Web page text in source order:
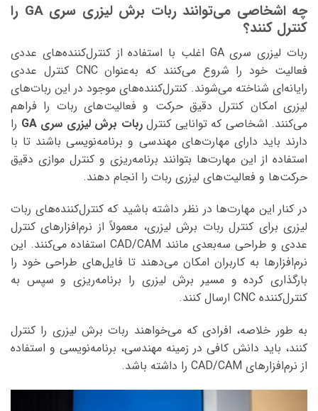
چه اشخاصی می‌توانند ربات برش لیزری سری GA را
کنترل کنند؟
ربات‌ لیزری سری GA اغلب با استفاده از کنترل‌کننده‌های عددی
فعالیت خود را شروع می‌کنند که به‌عنوان CNC کنترل عددی
رایانه‌ای شناخته می‌شوند. کنترل‌کننده‌های موجود در این ربات‌های
لیزری امکان کنترل دقیق حرکت و فعالیت‌های ربات را فراهم
می‌کنند. اشخاصی که توانایی کنترلربات برش لیزری سری GA
را
دارند باید دارای مهارت‌های مهندسی و برنامه‌نویسی باشند تا با
استفاده از این مهارت‌ها بتوانند برنامه‌ریزی و کنترل موازی دقیق
حرکت‌ها و فعالیت‌های لیزری ربات را انجام دهند.
در کنار این مهارت‌ها در نظر داشته باشید که کنترل‌کننده‌های ربات
لیزری برای کنترل ربات برش لیزری، معمولاً از نرم‌افزارهای کنترل
عددی و طراحی سه‌بعدی مانند CAD/CAM استفاده می‌کنند. این
نرم‌افزارها به کاربران امکان می‌دهند تا فایل‌های طراحی خود را
بارگذاری کرده و مسیر برش لیزری را برنامه‌ریزی و سپس به
کنترل‌کننده CNC ارسال کنند.
به طور خلاصه، افرادی که می‌خواهند ربات برش لیزری را کنترل
کنند، باید دانش کافی در زمینه مهندسی، برنامه‌نویسی و استفاده
از نرم‌افزارهای CAD/CAM را داشته باشد.